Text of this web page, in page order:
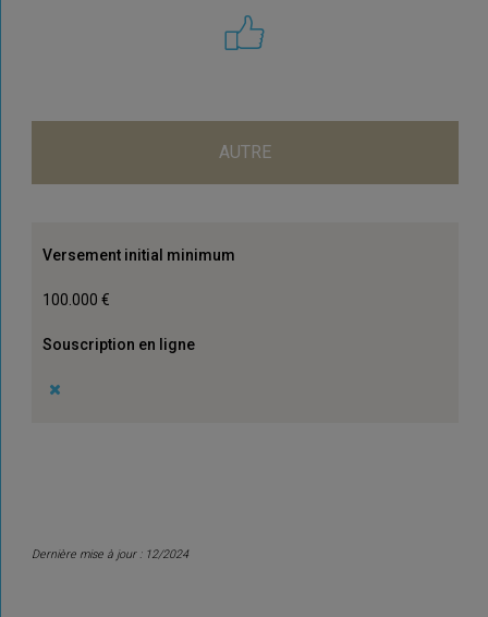
AUTRE
Versement initial minimum
100.000 €
Souscription en ligne
Dernière mise à jour : 12/2024